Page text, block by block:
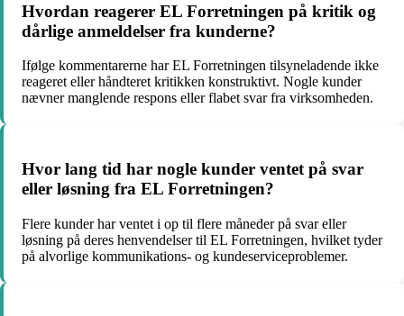
Hvordan reagerer EL Forretningen på kritik og
dårlige anmeldelser fra kunderne?
Ifølge kommentarerne har EL Forretningen tilsyneladende ikke
reageret eller håndteret kritikken konstruktivt. Nogle kunder
nævner manglende respons eller flabet svar fra virksomheden.
Hvor lang tid har nogle kunder ventet på svar
eller løsning fra EL Forretningen?
Flere kunder har ventet i op til flere måneder på svar eller
løsning på deres henvendelser til EL Forretningen, hvilket tyder
på alvorlige kommunikations- og kundeserviceproblemer.